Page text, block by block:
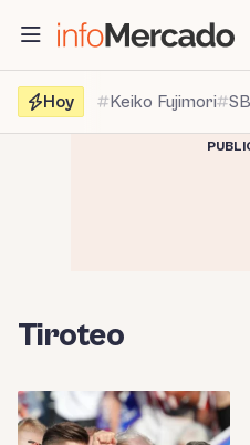
contenido
Hoy
Keiko Fujimori
Tiroteo